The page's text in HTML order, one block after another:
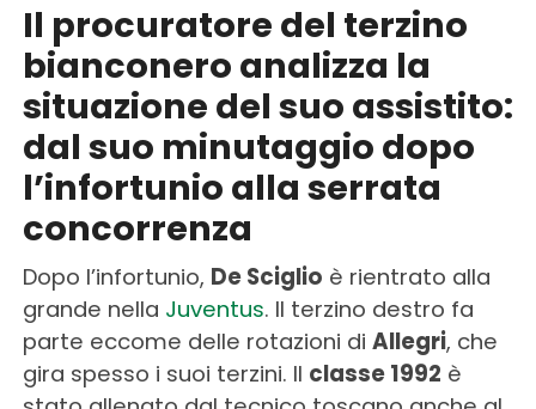
Il procuratore del terzino
bianconero analizza la
situazione del suo assistito:
dal suo minutaggio dopo
l’infortunio alla serrata
concorrenza
Dopo l’infortunio, De Sciglio è rientrato alla
grande nella Juventus. Il terzino destro fa
parte eccome delle rotazioni di Allegri, che
gira spesso i suoi terzini. Il classe 1992 è